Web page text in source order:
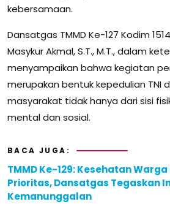
kebersamaan.
Dansatgas TMMD Ke-127 Kodim
Masykur Akmal, S.T., M.T., dalam
menyampaikan bahwa kegiatan
merupakan bentuk kepedulian TNI
masyarakat tidak hanya dari sisi
mental dan sosial.
BACA JUGA:
TMMD Ke-129: Kesehatan
Prioritas, Dansatgas Tegaskan
Kemanunggalan